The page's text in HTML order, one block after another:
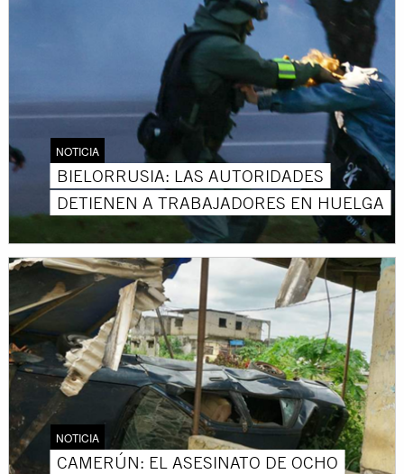
NOTICIA
BIELORRUSIA: LAS AUTORIDADES
DETIENEN A TRABAJADORES EN HUELGA
NOTICIA
CAMERÚN: EL ASESINATO DE OCHO